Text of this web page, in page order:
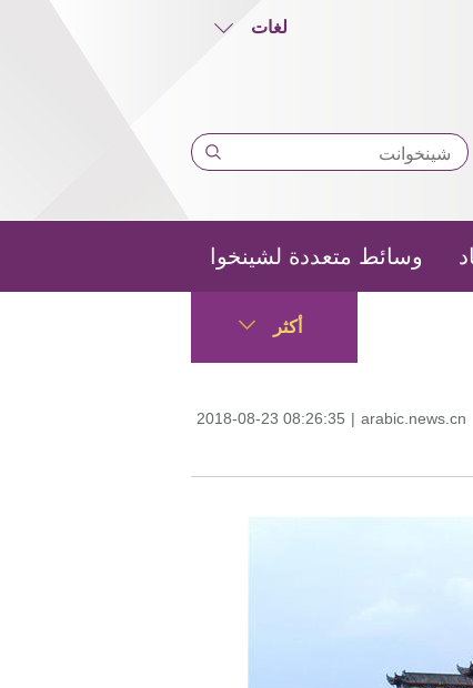
لغات
وسائط متعددة لشينخوا
أكثر
2018-08-23 08:26:35 | arabic.news.cn